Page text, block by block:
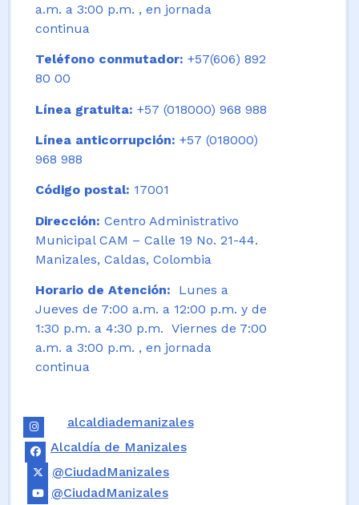
a.m. a 3:00 p.m. , en jornada
continua
Teléfono conmutador: +57(606) 892
80 00
Línea gratuita: +57 (018000) 968 988
Línea anticorrupción: +57 (018000)
968 988
Código postal: 17001
Dirección: Centro Administrativo
Municipal CAM – Calle 19 No. 21-44.
Manizales, Caldas, Colombia
Horario de Atención: Lunes a
Jueves de 7:00 a.m. a 12:00 p.m. y de
1:30 p.m. a 4:30 p.m. Viernes de 7:00
a.m. a 3:00 p.m. , en jornada
continua
alcaldiademanizales
Alcaldía de Manizales
@CiudadManizales
@CiudadManizales